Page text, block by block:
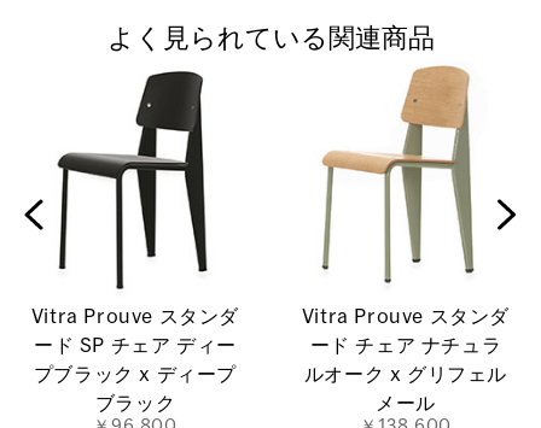
よく見られている関連商品
Vitra Prouve スタンダ
ード SP チェア ディー
プブラック x ディープ
ブラック
Vitra Prouve スタンダ
ード チェア ナチュラ
ルオーク x グリフェル
メール